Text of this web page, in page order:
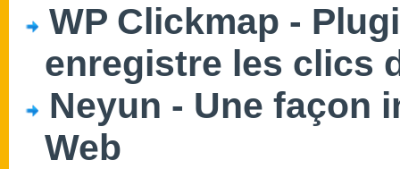
WP Clickmap -
enregistre les clics
Neyun - Une façon
Web